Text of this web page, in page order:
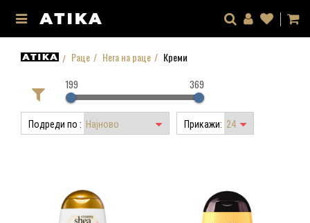
Раце Нега на раце Креми
199 369
Подреди по : Прикажи: